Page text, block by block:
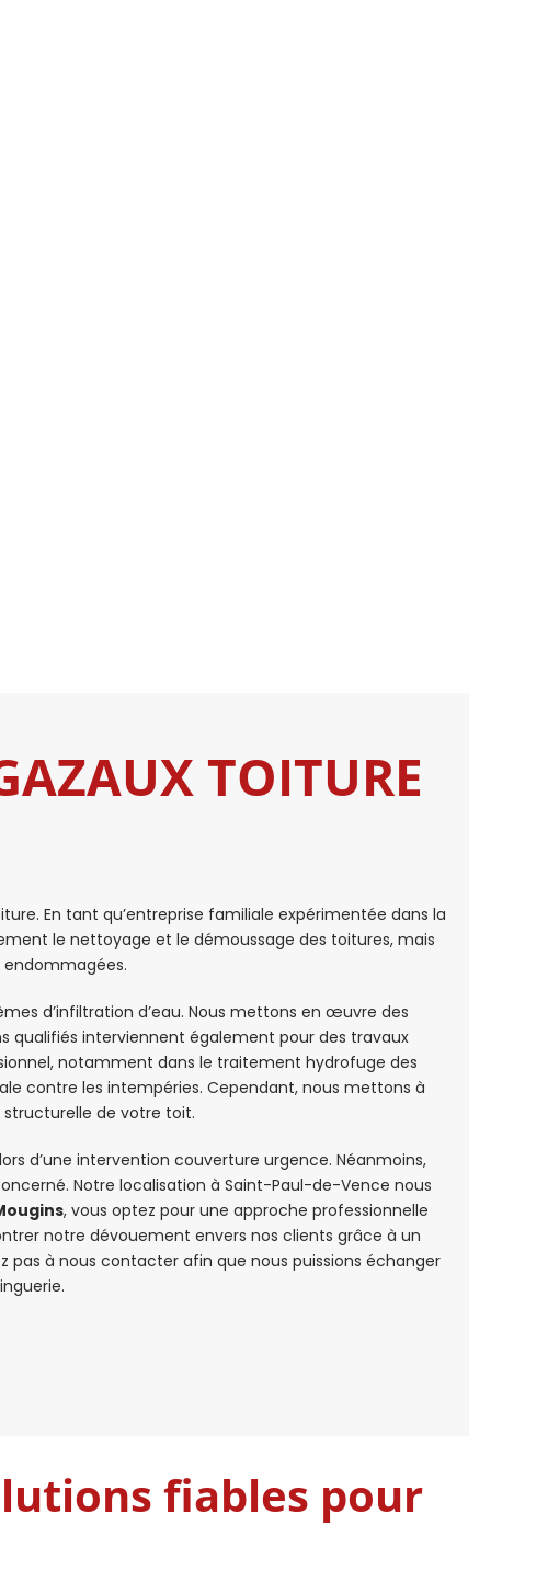
TOITURE
En tant qu’entreprise familiale expérimentée dans la
le nettoyage et le démoussage des toitures, mais
d’infiltration d’eau. Nous mettons en œuvre des
qualifiés interviennent également pour des travaux
notamment dans le traitement hydrofuge des
contre les intempéries. Cependant, nous mettons à
structurelle de votre toit.
d’une intervention couverture urgence. Néanmoins,
Notre localisation à Saint-Paul-de-Vence nous
, vous optez pour une approche professionnelle
notre dévouement envers nos clients grâce à un
pas à nous contacter afin que nous puissions échanger
fiables pour